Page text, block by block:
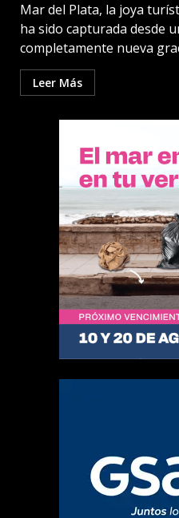
Mar del Plata, la joya
ha sido capturada desde
completamente nueva
Leer Más